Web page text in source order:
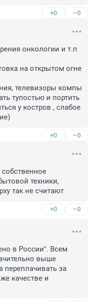
+0 –0
онкологии и т.п
на открытом огне
телевизоры компы
тупостью и портить
у костров , слабое
+0 –0
техники,
так не считают
+0 –0
в России". Всем
выше
переплачивать за
качестве и